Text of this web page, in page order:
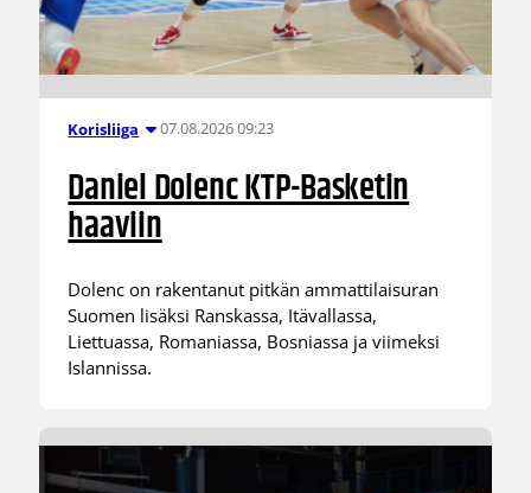
Korisliiga 07.08.2026 09:23
Daniel Dolenc KTP-Basketin
haaviin
Dolenc on rakentanut pitkän ammattilaisuran
Suomen lisäksi Ranskassa, Itävallassa,
Liettuassa, Romaniassa, Bosniassa ja viimeksi
Islannissa.